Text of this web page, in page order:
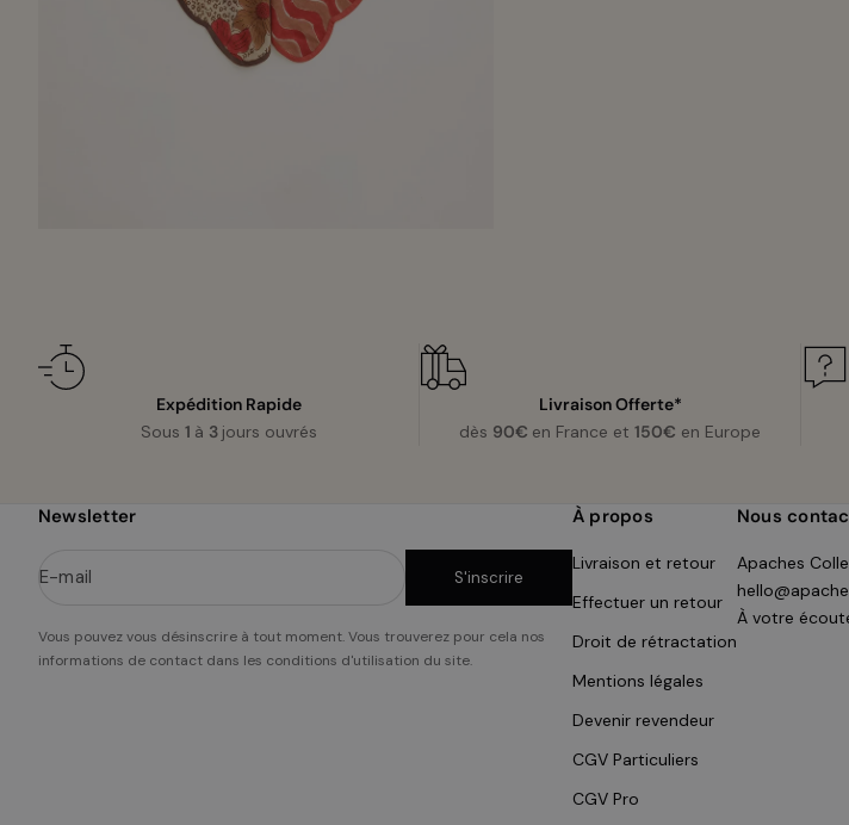
Expédition Rapide
Sous 1 à 3 jours ouvrés
Livraison Offerte*
dès 90€ en France et 150€ en Europe
Newsletter
E-mail S'inscrire
Vous pouvez vous désinscrire à tout moment. Vous trouverez pour cela nos
informations de contact dans les conditions d'utilisation du site.
À propos
Livraison et retour
Effectuer un retour
Droit de rétractation
Mentions légales
Devenir revendeur
CGV Particuliers
CGV Pro
Nous
Apaches
À votre